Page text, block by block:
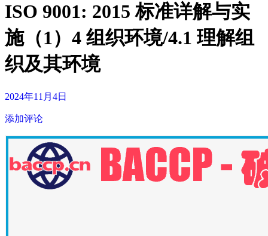
ISO 9001: 2015 标准详解与实
施（1）4 组织环境/4.1 理解组
织及其环境
2024年11月4日
添加评论